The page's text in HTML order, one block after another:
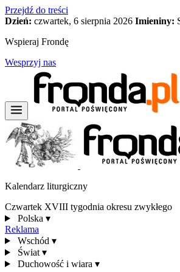
Przejdź do treści
Dzień: czwartek, 6 sierpnia 2026 Imieniny:
Wspieraj Frondę
Wesprzyj nas
Kalendarz liturgiczny
Czwartek XVIII tygodnia okresu zwykłego
Polska ▾
Reklama
Wschód ▾
Świat ▾
Duchowość i wiara ▾